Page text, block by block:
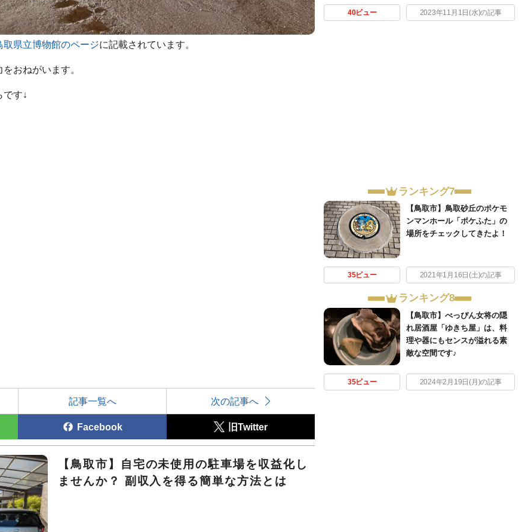
取県立博物館のページに記載されています。
おねがいます。
です↓
記事一覧へ 次の記事へ
Facebook 旧Twitter
【鳥取市】自宅の未使用の駐車場を収益化し
ませんか？ 副収入を得る簡単な方法とは
40ビュー 2023年11月1日(水)の記事
ランキング7
【鳥取市】鳥取砂丘のポケモ
ンマンホール「ポケふた」の
場所をチェックしてきたよ！
35ビュー 2021年1月16日(土)の記事
ランキング8
【鳥取市】べっぴん女将の隠
れ居酒屋「ゆきち屋」は、料
理や器にもセンスが溢れる素
敵な空間です♪
35ビュー 2024年2月19日(月)の記事